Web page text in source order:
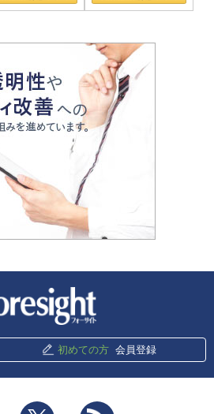
初めての方 会員登録
Facebook Twitter